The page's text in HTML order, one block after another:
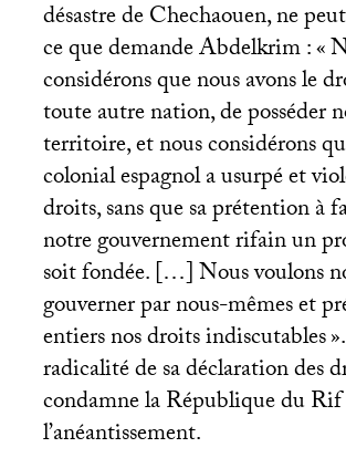
désastre de Chechaouen, ne
ce que demande Abdelkrim : «
considérons que nous avons le
toute autre nation, de posséder
territoire, et nous considérons
colonial espagnol a usurpé et
droits, sans que sa prétention à
notre gouvernement rifain un
soit fondée. […] Nous voulons
gouverner par nous-mêmes et
entiers nos droits indiscutables
radicalité de sa déclaration des
condamne la République du
l’anéantissement.